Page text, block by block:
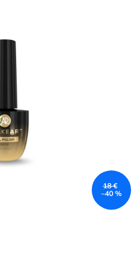
18 €
–40 %